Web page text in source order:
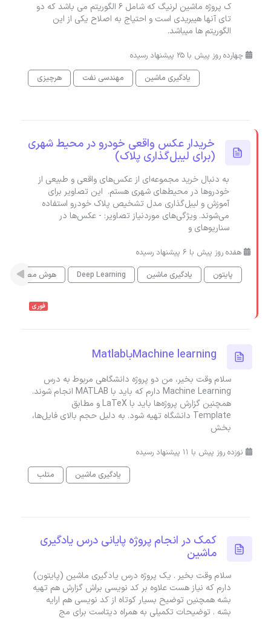
ک پروژه ماشین لرنیگ که شامل 6 الگوریتم می باشد که دو
تای آنها هیبریدی است و احتیاج به اصلاح یکی از این
الگوریتم ها میباشد.
چهارده روز پیش با 25 پیشنهاد رسیده
یادگیری ماشین
مهندسی نفت هرچیزی
خریدار عکس واقعی خودرو در محیط شهری
(برای لیبل‌گذاری پلاک)
به دنبال خرید مجموعه‌ای از عکس‌های واقعی و طبیعی از
خودروها در محیط‌های شهری هستم. این تصاویر برای
آموزش و لیبل‌گذاری مدل تشخیص پلاک خودرو استفاده
می‌شوند. ویژگی‌های موردنیاز تصاویر: - عکس‌ها در
سناریوهای و
هفده روز پیش با 6 پیشنهاد رسیده
پایتون
یادگیری ماشین Deep Learning هوش مصنوعی
فوری
Machine learningباMatlab
سلام وقت بخیر، من دو پروژه دانشگاهی مربوط به درس
Machine Learning دارم که باید با MATLAB انجام شوند.
همچنین گزارش پروژه‌ها باید با LaTeX و مطابق
Template دانشگاه تهیه شود. به دلیل حجم بالای فایل‌ها،
بخش
نوزده روز پیش با 11 پیشنهاد رسیده
یادگیری ماشین
متلب
کمک در انجام پروژه پایانی درس یادگیری
ماشین
سلام وقت بخیر . یک پروژه درس یادگیری ماشین (پایتون)
دارم که نیاز هست علاوه بر کد نویسی براش گزارش هم تهیه
بشه همچنین توضیح بسیار کوتاه از کد نویسی هم ارایه
بشه . توضیحات تکمیلی به همراه دیتاست برای مج